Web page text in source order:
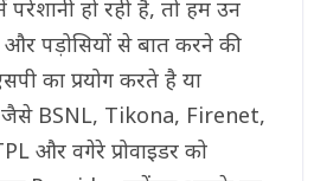
हो रही है, तो हम उन
और पड़ोसियों से बात करने की
का प्रयोग करते है या
BSNL, Tikona, Firenet,
और वगेरे प्रोवाइडर को